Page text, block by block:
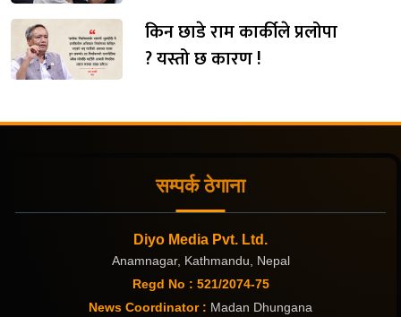
किन छाडे राम कार्कीले प्रलोपा
? यस्तो छ कारण !
सम्पर्क ठेगाना
Diyo Media Pvt. Ltd.
Anamnagar, Kathmandu, Nepal
Regd No : 521/2074-75
News Coordinator : Madan Dhungana